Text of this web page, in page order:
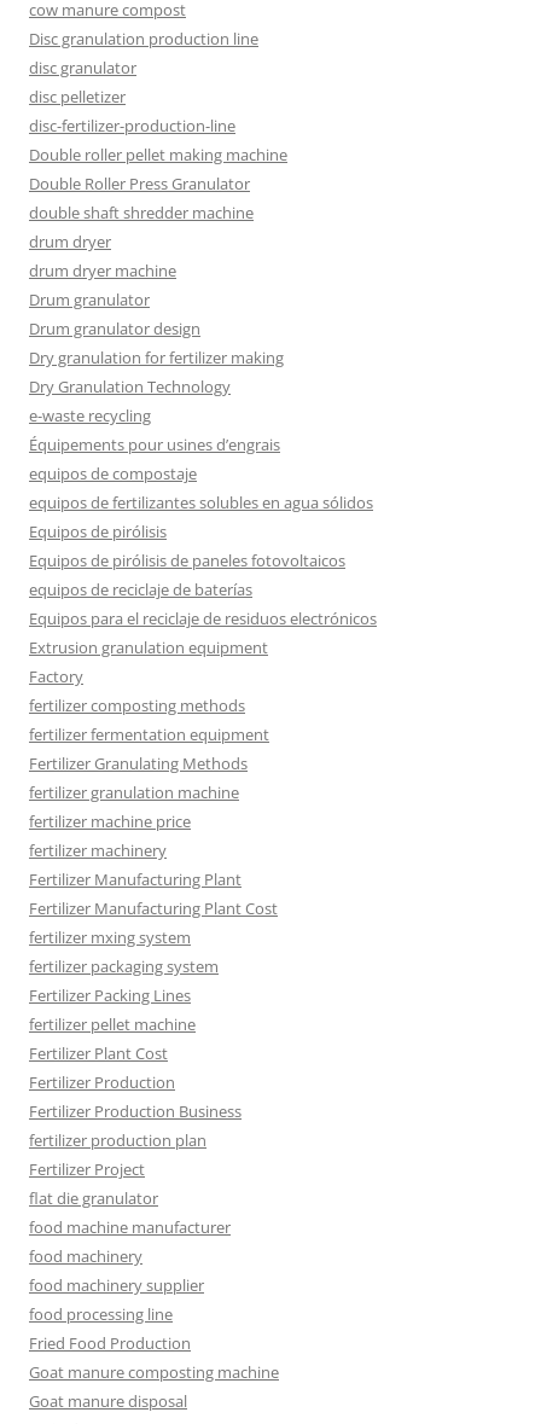
cow manure compost
Disc granulation production line
disc granulator
disc pelletizer
disc-fertilizer-production-line
Double roller pellet making machine
Double Roller Press Granulator
double shaft shredder machine
drum dryer
drum dryer machine
Drum granulator
Drum granulator design
Dry granulation for fertilizer making
Dry Granulation Technology
e-waste recycling
Équipements pour usines d’engrais
equipos de compostaje
equipos de fertilizantes solubles en agua sólidos
Equipos de pirólisis
Equipos de pirólisis de paneles fotovoltaicos
equipos de reciclaje de baterías
Equipos para el reciclaje de residuos electrónicos
Extrusion granulation equipment
Factory
fertilizer composting methods
fertilizer fermentation equipment
Fertilizer Granulating Methods
fertilizer granulation machine
fertilizer machine price
fertilizer machinery
Fertilizer Manufacturing Plant
Fertilizer Manufacturing Plant Cost
fertilizer mxing system
fertilizer packaging system
Fertilizer Packing Lines
fertilizer pellet machine
Fertilizer Plant Cost
Fertilizer Production
Fertilizer Production Business
fertilizer production plan
Fertilizer Project
flat die granulator
food machine manufacturer
food machinery
food machinery supplier
food processing line
Fried Food Production
Goat manure composting machine
Goat manure disposal